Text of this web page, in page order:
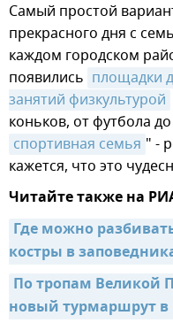
Самый простой
прекрасного дня с
каждом городском
появились площадки
занятий физкультурой
коньков, от футбола
спортивная семья " -
кажется, что это
Читайте также на
Где можно
костры в
По тропам Великой
новый турмаршрут